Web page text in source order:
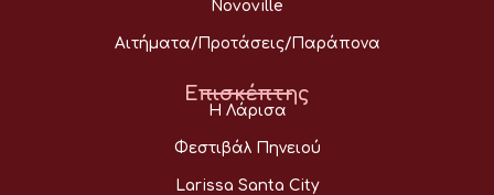
Novoville
Αιτήματα/Προτάσεις/Παράπονα
Επισκέπτης
Η Λάρισα
Φεστιβάλ Πηνειού
Larissa Santa City